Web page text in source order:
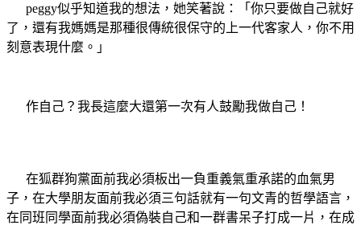
peggy似乎知道我的想法，她笑著說：「你只要做自己就好
了，還有我媽媽是那種很傳統很保守的上一代客家人，你不用
刻意表現什麼。」
作自己？我長這麼大還第一次有人鼓勵我做自己！
在狐群狗黨面前我必須板出一負重義氣重承諾的血氣男
子，在大學朋友面前我必須三句話就有一句文青的哲學語言，
在同班同學面前我必須偽裝自己和一群書呆子打成一片，在成